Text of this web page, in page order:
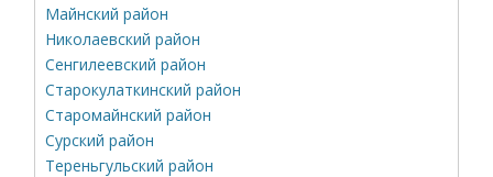
Майнский район
Николаевский район
Сенгилеевский район
Старокулаткинский район
Старомайнский район
Сурский район
Тереньгульский район